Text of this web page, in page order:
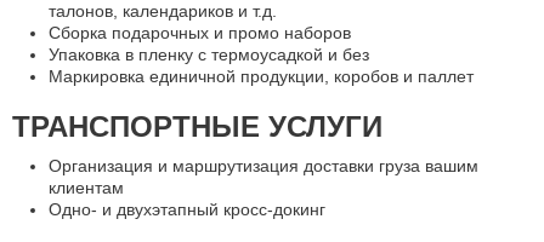
талонов, календариков и т.д.
Сборка подарочных и промо наборов
Упаковка в пленку с термоусадкой и без
Маркировка единичной продукции, коробов и паллет
ТРАНСПОРТНЫЕ УСЛУГИ
Организация и маршрутизация доставки груза вашим
клиентам
Одно- и двухэтапный кросс-докинг